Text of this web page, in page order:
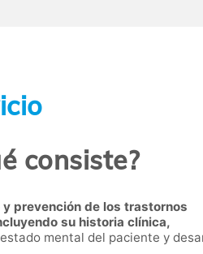
consiste?
prevención de los trastornos
su historia clínica,
mental del paciente y